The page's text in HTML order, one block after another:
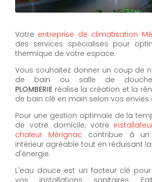
Votre entreprise de climatisation
des services spécialisés pour
thermique de votre espace.
Vous souhaitez donner un coup de
de bain ou salle de
PLOMBERIE réalise la création et la
de bain clé en main selon vos envies
Pour une gestion optimale de la
de votre domicile, votre
chaleur Mérignac contribue à un
intérieur agréable tout en réduisant
d'énergie.
L'eau douce est un facteur clé
vos installations sanitaires.